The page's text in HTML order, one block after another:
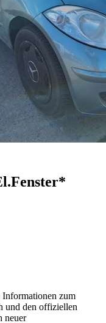
Informationen zum
und den offiziellen
neuer